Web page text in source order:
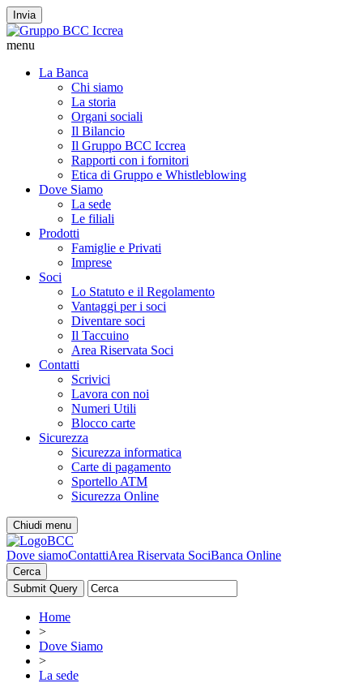
Invia
menu
La Banca
Chi siamo
La storia
Organi sociali
Il Bilancio
Il Gruppo BCC Iccrea
Rapporti con i fornitori
Etica di Gruppo e Whistleblowing
Dove Siamo
La sede
Le filiali
Prodotti
Famiglie e Privati
Imprese
Soci
Lo Statuto e il Regolamento
Vantaggi per i soci
Diventare soci
Il Taccuino
Area Riservata Soci
Contatti
Scrivici
Lavora con noi
Numeri Utili
Blocco carte
Sicurezza
Sicurezza informatica
Carte di pagamento
Sportello ATM
Sicurezza Online
Chiudi menu
Dove siamoContattiArea Riservata SociBanca Online
Cerca
Home
>
Dove Siamo
>
La sede